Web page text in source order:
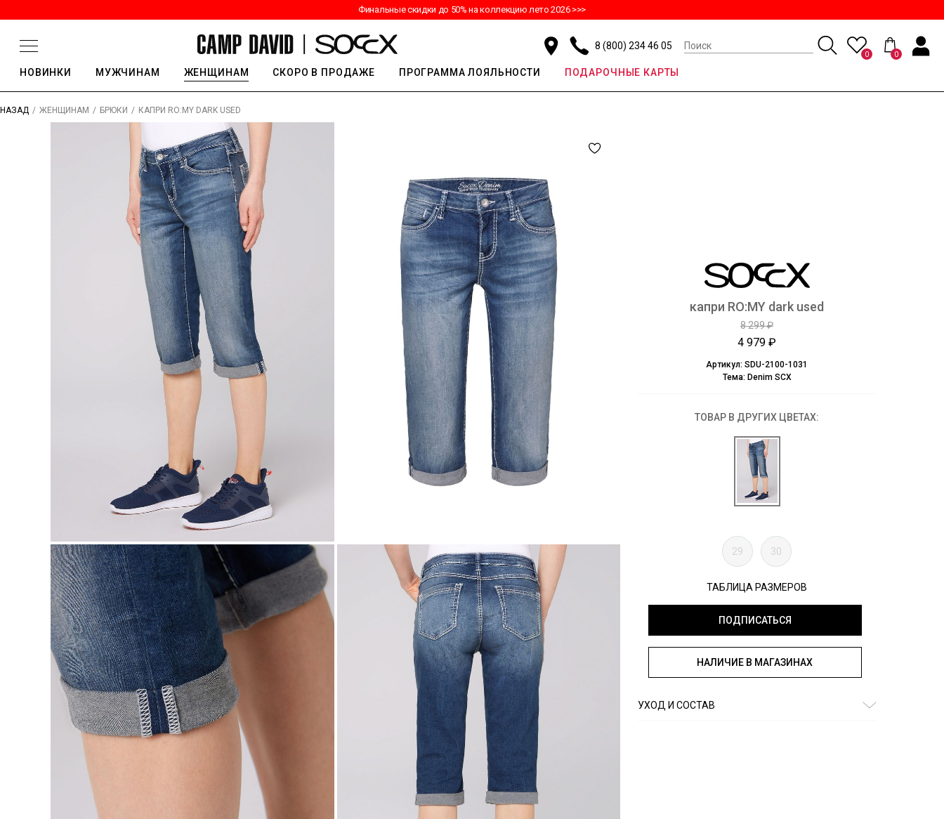
Финальные скидки до 50% на коллекцию лето 2026 >>>
8 (800) 234 46 05
0 0
НОВИНКИ МУЖЧИНАМ ЖЕНЩИНАМ СКОРО В ПРОДАЖЕ ПРОГРАММА ЛОЯЛЬНОСТИ ПОДАРОЧНЫЕ КАРТЫ
НАЗАД / ЖЕНЩИНАМ / БРЮКИ / КАПРИ RO:MY DARK USED
капри RO:MY dark used
8 299 ₽
4 979 ₽
Артикул: SDU-2100-1031
Тема: Denim SCX
ТОВАР В ДРУГИХ ЦВЕТАХ:
29 30
ТАБЛИЦА РАЗМЕРОВ
ПОДПИСАТЬСЯ
НАЛИЧИЕ В МАГАЗИНАХ
УХОД И СОСТАВ